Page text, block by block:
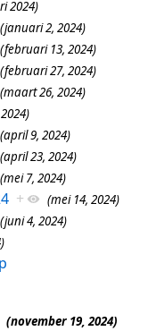
2024)
(januari 2, 2024)
(februari 13, 2024)
(februari 27, 2024)
(maart 26, 2024)
(april 9, 2024)
(april 23, 2024)
(mei 7, 2024)
+ (mei 14, 2024)
(juni 4, 2024)
(november 19, 2024)